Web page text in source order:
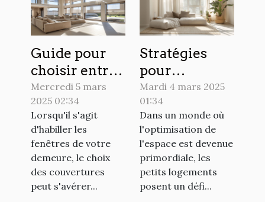
Guide pour
choisir entre
volets
roulants et
stores pour
votre maison
Mercredi 5 mars
2025 02:34
Lorsqu'il s'agit
d'habiller les
fenêtres de votre
demeure, le choix
des couvertures
peut s'avérer...
Stratégies
pour
maximiser
l'espace dans
les petits
logements
Mardi 4 mars 2025
01:34
Dans un monde où
l'optimisation de
l'espace est devenue
primordiale, les
petits logements
posent un défi...